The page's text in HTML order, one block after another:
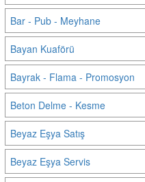
Bar - Pub - Meyhane
Bayan Kuaförü
Bayrak - Flama - Promosyon
Beton Delme - Kesme
Beyaz Eşya Satış
Beyaz Eşya Servis